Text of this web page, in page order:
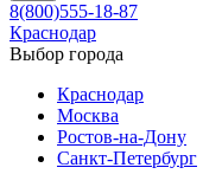
8(800)555-18-87
Краснодар
Выбор города
Краснодар
Москва
Ростов-на-Дону
Санкт-Петербург